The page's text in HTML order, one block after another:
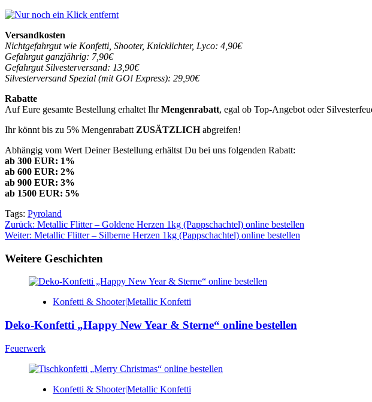
Versandkosten
Nichtgefahrgut wie Konfetti, Shooter, Knicklichter, Lyco: 4,90€
Gefahrgut ganzjährig: 7,90€
Gefahrgut Silvesterversand: 13,90€
Silvesterversand Spezial (mit GO! Express): 29,90€
Rabatte
Auf Eure gesamte Bestellung erhaltet IhrMengenrabatt, egal ob Top-Angebot oder
Ihr könnt bis zu 5% Mengenrabatt ZUSÄTZLICHabgreifen!
Abhängig vom Wert Deiner Bestellung erhältst Du bei uns folgenden Rabatt:
ab 300 EUR: 1%
ab 600 EUR: 2%
ab 900 EUR: 3%
ab 1500 EUR: 5%
Tags: Pyroland
Beitragsnavigation
Zurück: Metallic Flitter – Goldene Herzen 1kg (Pappschachtel) online bestellen
Weiter: Metallic Flitter – Silberne Herzen 1kg (Pappschachtel) online bestellen
Weitere Geschichten
Konfetti & Shooter|Metallic Konfetti
Deko-Konfetti „Happy New Year & Sterne“ online bestellen
Feuerwerk
Konfetti & Shooter|Metallic Konfetti